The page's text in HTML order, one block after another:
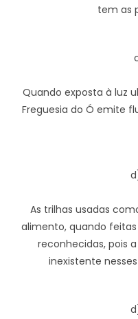
tem as
Quando exposta à luz
Freguesia do Ó emite
As trilhas usadas
alimento, quando
reconhecidas, pois
inexistente